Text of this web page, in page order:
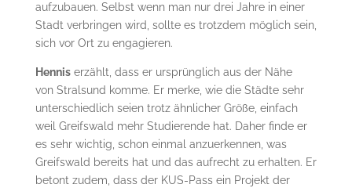
aufzubauen. Selbst wenn man nur drei Jahre in einer
Stadt verbringen wird, sollte es trotzdem möglich sein,
sich vor Ort zu engagieren.
Henniserzählt, dass er ursprünglich aus der Nähe
von Stralsund komme. Er merke, wie die Städte sehr
unterschiedlich seien trotz ähnlicher Größe, einfach
weil Greifswald mehr Studierende hat. Daher finde er
es sehr wichtig, schon einmal anzuerkennen, was
Greifswald bereits hat und das aufrecht zu erhalten. Er
betont zudem, dass der KUS-Pass ein Projekt der